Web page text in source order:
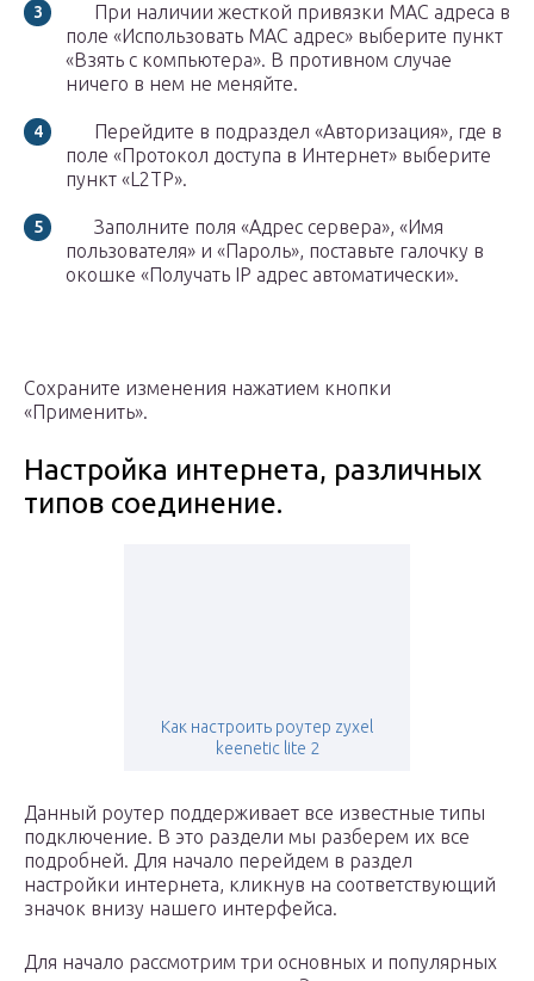
При наличии жесткой привязки MAC адреса в
поле «Использовать MAC адрес» выберите пункт
«Взять с компьютера». В противном случае
ничего в нем не меняйте.
Перейдите в подраздел «Авторизация», где в
поле «Протокол доступа в Интернет» выберите
пункт «L2TP».
Заполните поля «Адрес сервера», «Имя
пользователя» и «Пароль», поставьте галочку в
окошке «Получать IP адрес автоматически».
Сохраните изменения нажатием кнопки
«Применить».
Настройка интернета, различных
типов соединение.
Как настроить роутер zyxel
keenetic lite 2
Данный роутер поддерживает все известные типы
подключение. В это раздели мы разберем их все
подробней. Для начало перейдем в раздел
настройки интернета, кликнув на соответствующий
значок внизу нашего интерфейса.
Для начало рассмотрим три основных и популярных